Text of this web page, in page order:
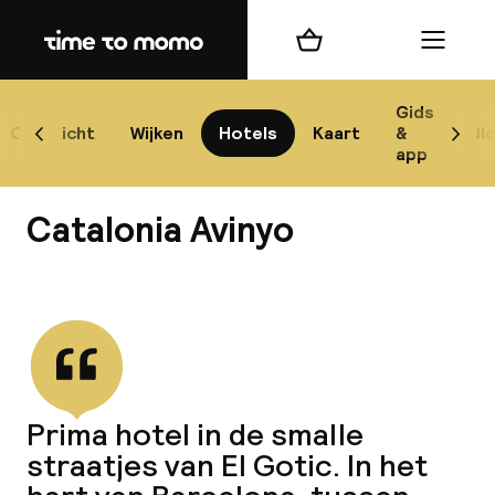
Home
Overzicht Wijken Hotels Kaart
Gids
&
app
Scroll naar links
Winkelmand Menu
Catalonia Avinyo
Prima hotel in de smalle
straatjes van El Gotic. In het